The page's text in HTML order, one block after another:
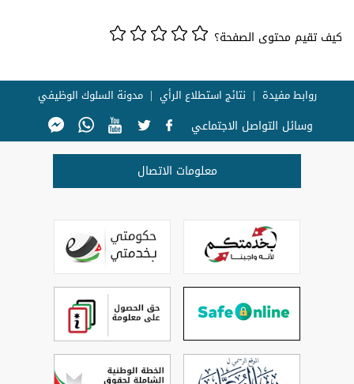
كيف تقيم محتوى الصفحة؟
روابط مفيدة نتائج استطلاع الرأي مدونة السلوك الوظيفي
وسائل التواصل الاجتماعي
معلومات الاتصال